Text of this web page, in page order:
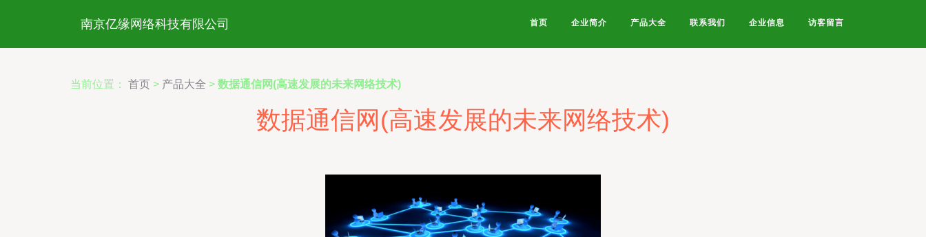
南京亿缘网络科技有限公司 首页 企业简介 产品大全 联系我们 企业信息 访客留言
当前位置： 首页 > 产品大全 > 数据通信网(高速发展的未来网络技术)
数据通信网(高速发展的未来网络技术)